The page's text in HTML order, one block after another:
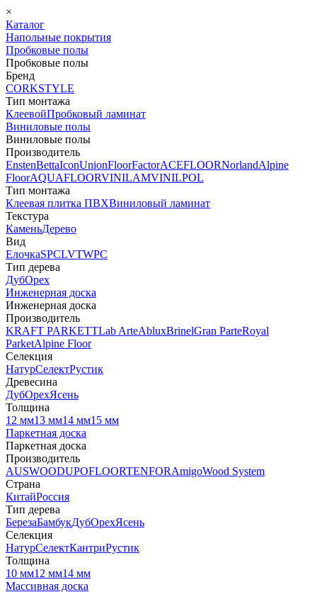
×
Каталог
Напольные покрытия
Пробковые полы
Пробковые полы
Бренд
CORKSTYLE
Тип монтажа
КлеевойПробковый ламинат
Виниловые полы
Виниловые полы
Производитель
EnstenBettaIconUnionFloorFactorACEFLOORNorlandAlpine
FloorAQUAFLOORVINILAMVINILPOL
Тип монтажа
Клеевая плитка ПВХВиниловый ламинат
Текстура
КаменьДерево
Вид
ЕлочкаSPCLVTWPC
Тип дерева
ДубОрех
Инженерная доска
Инженерная доска
Производитель
KRAFT PARKETTLab ArteAbluxBrinelGran ParteRoyal
ParketAlpine Floor
Селекция
НатурСелектРустик
Древесина
ДубОрехЯсень
Толщина
12 мм13 мм14 мм15 мм
Паркетная доска
Паркетная доска
Производитель
AUSWOODUPOFLOORTENFORAmigoWood System
Страна
КитайРоссия
Тип дерева
БерезаБамбукДубОрехЯсень
Селекция
НатурСелектКантриРустик
Толщина
10 мм12 мм14 мм
Массивная доска